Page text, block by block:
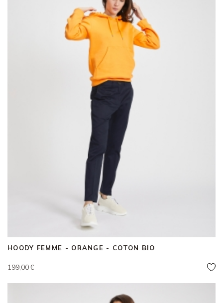
HOODY FEMME - ORANGE - COTON BIO
Prix
199,00 €